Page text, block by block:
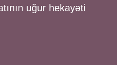
uğur hekayəti